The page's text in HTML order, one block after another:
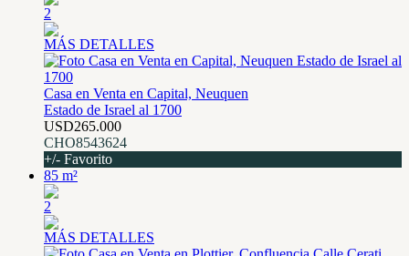
2
MÁS DETALLES
Casa en Venta en Capital, Neuquen
Estado de Israel al 1700
USD265.000
CHO8543624
+/- Favorito
85 m²
2
MÁS DETALLES